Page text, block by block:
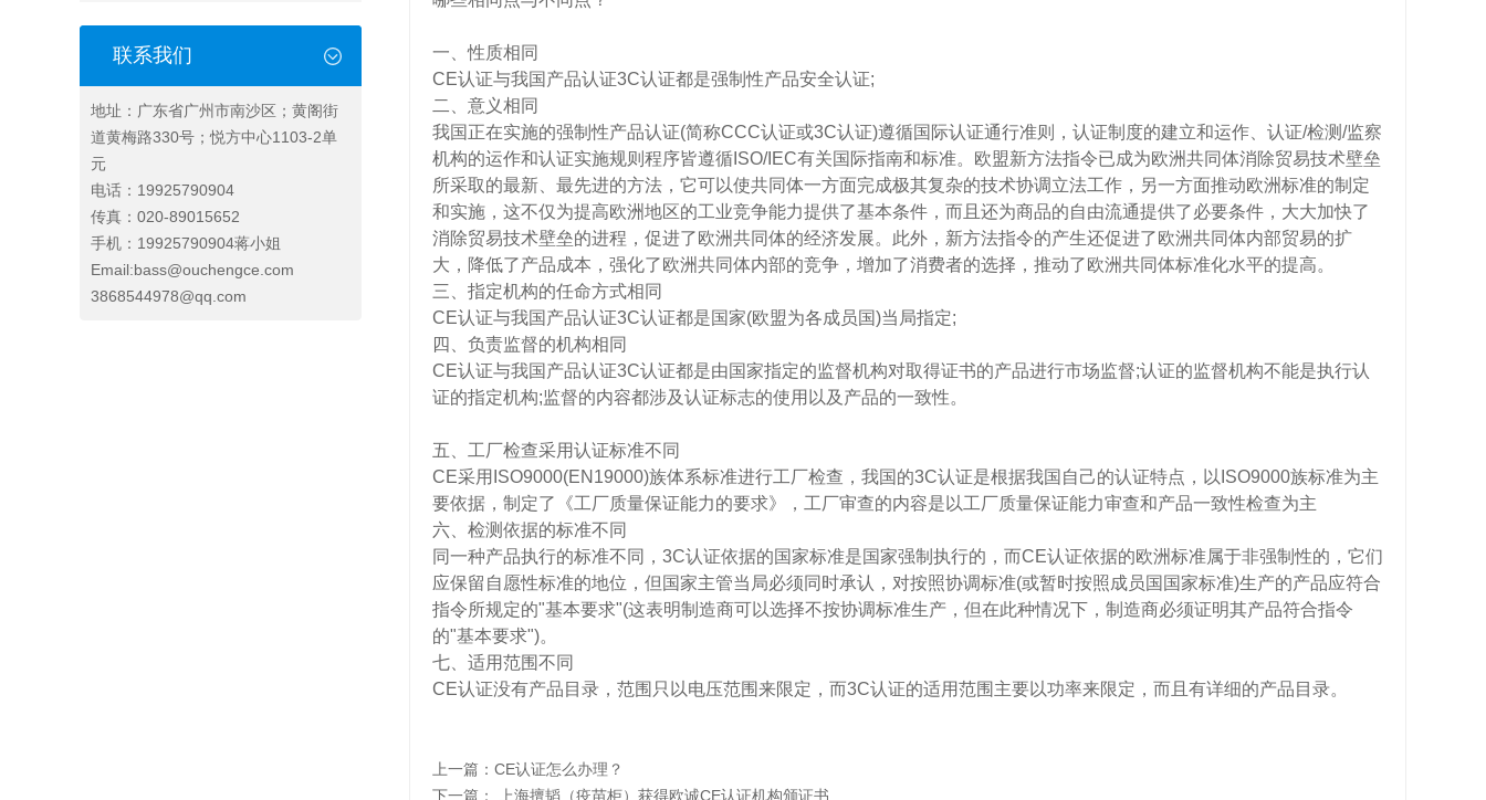
联系我们
地址：广东省广州市南沙区；黄阁街
道黄梅路330号；悦方中心1103-2单
元
电话： 19925790904
传真：020-89015652
手机：19925790904蒋小姐
Email:bass@ouchengce.com
3868544978@qq.com
一、性质相同
CE认证与我国产品认证3C认证都是强制性产品安全认证;
二、意义相同
我国正在实施的强制性产品认证(简称CCC认证或3C认证)遵循国际认证通行准则，认证制度的建立和运作、认证/检测/监察
机构的运作和认证实施规则程序皆遵循ISO/IEC有关国际指南和标准。欧盟新方法指令已成为欧洲共同体消除贸易技术壁垒
所采取的最新、最先进的方法，它可以使共同体一方面完成极其复杂的技术协调立法工作，另一方面推动欧洲标准的制定
和实施，这不仅为提高欧洲地区的工业竞争能力提供了基本条件，而且还为商品的自由流通提供了必要条件，大大加快了
消除贸易技术壁垒的进程，促进了欧洲共同体的经济发展。此外，新方法指令的产生还促进了欧洲共同体内部贸易的扩
大，降低了产品成本，强化了欧洲共同体内部的竞争，增加了消费者的选择，推动了欧洲共同体标准化水平的提高。
三、指定机构的任命方式相同
CE认证与我国产品认证3C认证都是国家(欧盟为各成员国)当局指定;
四、负责监督的机构相同
CE认证与我国产品认证3C认证都是由国家指定的监督机构对取得证书的产品进行市场监督;认证的监督机构不能是执行认
证的指定机构;监督的内容都涉及认证标志的使用以及产品的一致性。
五、工厂检查采用认证标准不同
CE采用ISO9000(EN19000)族体系标准进行工厂检查，我国的3C认证是根据我国自己的认证特点，以ISO9000族标准为主
要依据，制定了《工厂质量保证能力的要求》，工厂审查的内容是以工厂质量保证能力审查和产品一致性检查为主
六、检测依据的标准不同
同一种产品执行的标准不同，3C认证依据的国家标准是国家强制执行的，而CE认证依据的欧洲标准属于非强制性的，它们
应保留自愿性标准的地位，但国家主管当局必须同时承认，对按照协调标准(或暂时按照成员国国家标准)生产的产品应符合
指令所规定的"基本要求"(这表明制造商可以选择不按协调标准生产，但在此种情况下，制造商必须证明其产品符合指令
的"基本要求")。
七、适用范围不同
CE认证没有产品目录，范围只以电压范围来限定，而3C认证的适用范围主要以功率来限定，而且有详细的产品目录。
上一篇： CE认证怎么办理？
下一篇：
上海擅韬（疫苗柜）获得欧诚CE认证机构颁证书